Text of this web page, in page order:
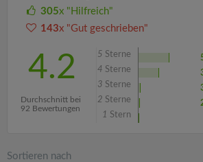
305x "Hilfreich"
143x "Gut geschrieben"
4.2
Durchschnitt bei
92 Bewertungen
5 Sterne
4 Sterne
3 Sterne
2 Sterne
1 Stern
Sortieren nach
n